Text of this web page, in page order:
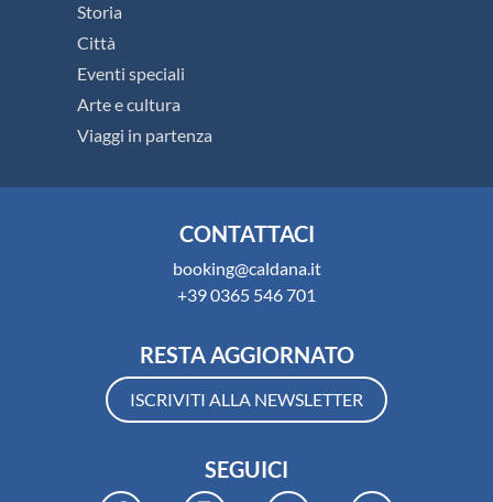
Storia
Città
Eventi speciali
Arte e cultura
Viaggi in partenza
CONTATTACI
booking@caldana.it
+39 0365 546 701
RESTA AGGIORNATO
ISCRIVITI ALLA NEWSLETTER
SEGUICI